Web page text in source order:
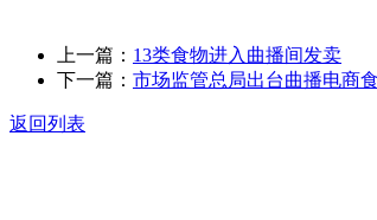
上一篇： 13类食物进入曲播间发卖
下一篇： 市场监管总局出台曲播电商
返回列表